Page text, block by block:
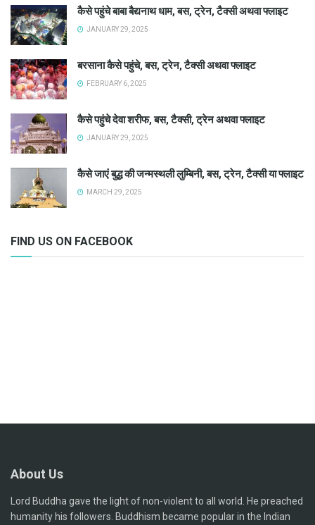
कैसे पहुंचे बाबा बैद्यनाथ धाम, बस, ट्रेन, टैक्सी अथवा फ्लाइट
JANUARY 29, 2025
बरसाना कैसे पहुंचे, बस, ट्रेन, टैक्सी अथवा फ्लाइट
FEBRUARY 6, 2025
कैसे पहुंचे देवा शरीफ, बस, टैक्सी, ट्रेन अथवा फ्लाइट
JANUARY 29, 2025
कैसे जाएं बुद्ध की जन्मस्थली लुम्बिनी, बस, ट्रेन, टैक्सी या फ्लाइट
MARCH 29, 2025
FIND US ON FACEBOOK
About Us
Lord Buddha gave the light of non-violent to all world. He preached
humanity his followers. Buddhism became popular in the Indian